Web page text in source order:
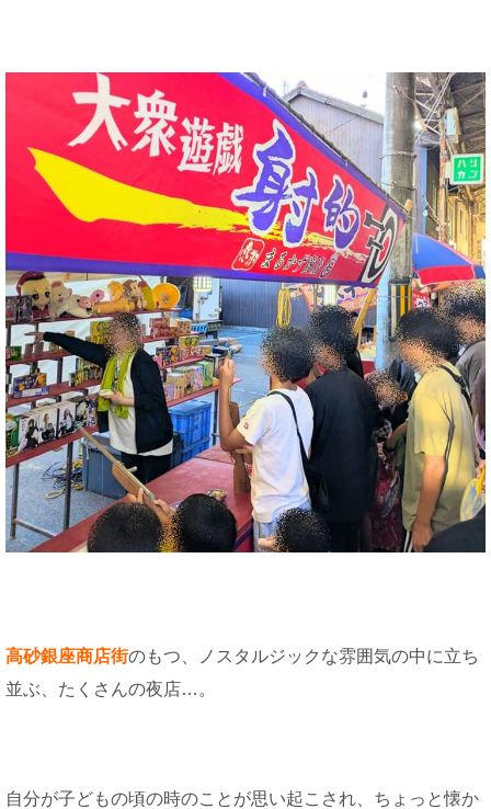
高砂銀座商店街のもつ、ノスタルジックな雰囲気の中に立ち
並ぶ、たくさんの夜店…。
自分が子どもの頃の時のことが思い起こされ、ちょっと懐か